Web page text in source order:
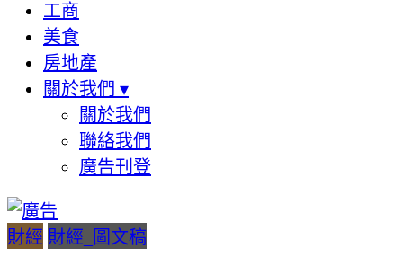
工商
美食
房地產
關於我們 ▾
關於我們
聯絡我們
廣告刊登
財經 財經_圖文稿